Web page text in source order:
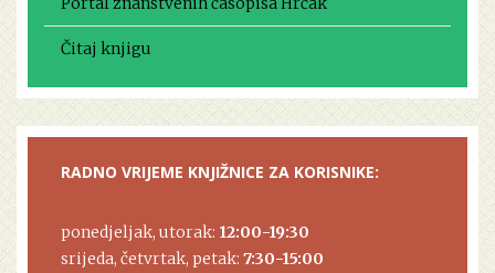
Čitaj knjigu
RADNO VRIJEME KNJIŽNICE ZA KORISNIKE:
ponedjeljak, utorak: 12:00-19:30
srijeda, četvrtak, petak: 7:30-15:00